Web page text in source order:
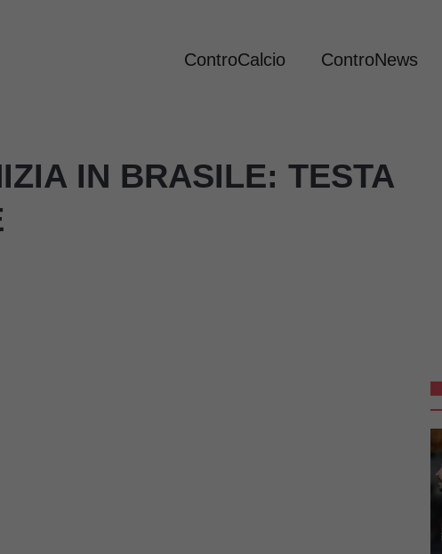
ControCalcio ControNews
IN BRASILE: TESTA